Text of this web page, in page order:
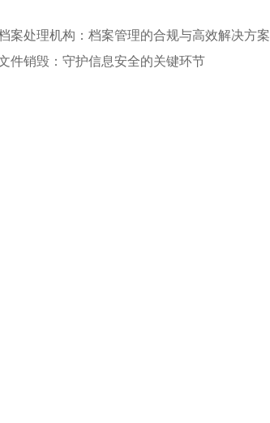
案处理机构：档案管理的合规与高效解决方案
件销毁：守护信息安全的关键环节